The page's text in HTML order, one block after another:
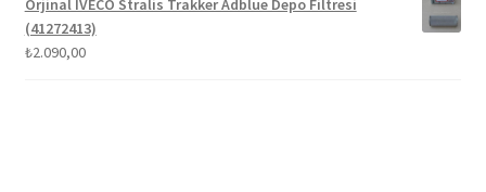
Orjinal IVECO Stralis Trakker Adblue Depo Filtresi
(41272413)
₺2.090,00